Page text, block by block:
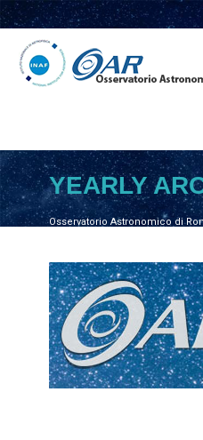
Osservatorio Astronomico di
YEARLY